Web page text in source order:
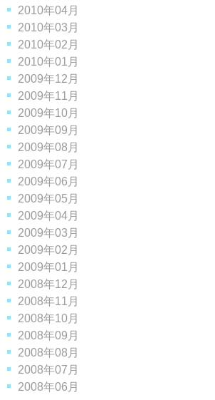
2010年04月
2010年03月
2010年02月
2010年01月
2009年12月
2009年11月
2009年10月
2009年09月
2009年08月
2009年07月
2009年06月
2009年05月
2009年04月
2009年03月
2009年02月
2009年01月
2008年12月
2008年11月
2008年10月
2008年09月
2008年08月
2008年07月
2008年06月